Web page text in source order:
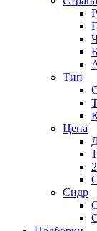
Тип
Цена
Сидр